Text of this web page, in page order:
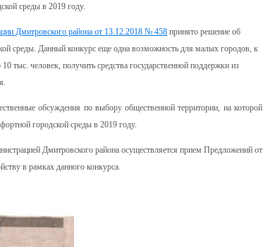
среды в 2019 году.
Дмитровского района от 13.12.2018 № 458 принято решение об
среды. Данный конкурс еще одна возможность для малых городов, к
тыс. человек, получить средства государственной поддержки из
обсуждения по выбору общественной территории, на которой
городской среды в 2019 году.
Дмитровского района осуществляется прием Предложений от
в рамках данного конкурса.